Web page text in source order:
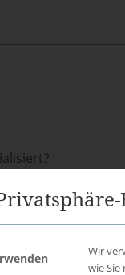
Wir
wie